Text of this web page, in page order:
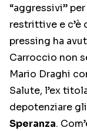
“aggressivi”
restrittive e c’è
pressing ha
Carroccio non
Mario Draghi
Salute, l’ex
depotenziare
Speranza.